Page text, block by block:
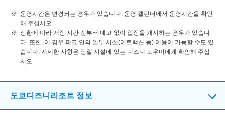
운영시간은 변경되는 경우가 있습니다. 운영 캘린더에서 운영시간을 확인
해 주십시오.
상황에 따라 개장 시간 전부터 예고 없이 입장을 개시하는 경우가 있습니
다. 또한, 이 경우 파크 안의 일부 시설(어트랙션 등) 이용이 가능할 수도 있
습니다. 자세한 사항은 당일 시설에 있는 디즈니 도우미에게 확인해 주십
시오.
도쿄디즈니리조트 정보